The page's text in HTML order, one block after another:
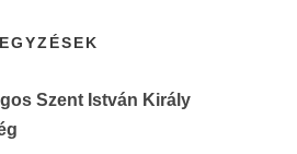
Szent István Király